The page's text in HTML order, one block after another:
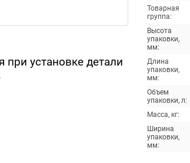
при установке детали
Товарная
группа:
Высота
упаковки,
мм:
Длина
упаковки,
мм:
Объем
упаковки, л:
Масса, кг:
Ширина
упаковки,
мм: